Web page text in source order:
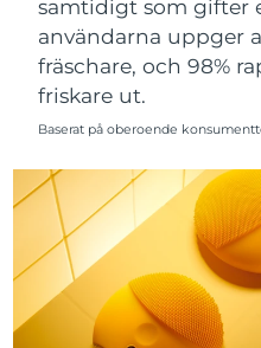
samtidigt som gifter
användarna uppger
fräschare, och 98%
friskare ut.
Baserat på oberoende
Slovakien
Slovenien
Sydkorea
Spanien
Sverige